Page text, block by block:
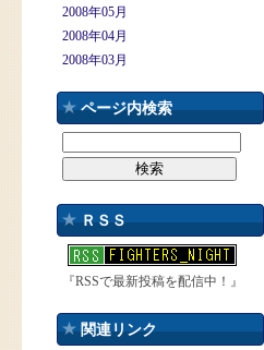
2008年05月
2008年04月
2008年03月
ページ内検索
ＲＳＳ
『RSSで最新投稿を配信中！』
関連リンク